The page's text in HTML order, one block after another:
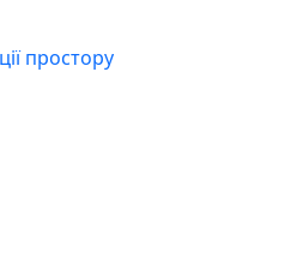
простору